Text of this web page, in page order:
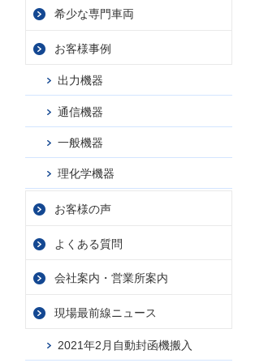
希少な専門車両
お客様事例
出力機器
通信機器
一般機器
理化学機器
お客様の声
よくある質問
会社案内・ 営業所案内
現場最前線ニュース
2021年2月自動封函機搬入